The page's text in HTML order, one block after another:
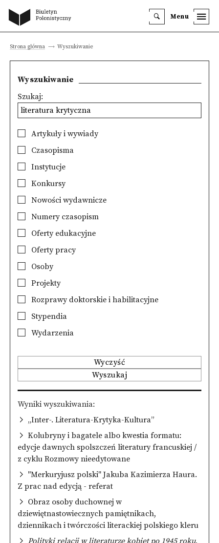
Menu
Strona główna Wyszukiwanie
Wyszukiwanie
Szukaj:
Artykuły i wywiady
Czasopisma
Instytucje
Konkursy
Nowości wydawnicze
Numery czasopism
Oferty edukacyjne
Oferty pracy
Osoby
Projekty
Rozprawy doktorskie i habilitacyjne
Stypendia
Wydarzenia
Wyczyść
Wyszukaj
Wyniki wyszukiwania
„Inter-. Literatura-Krytyka-Kultura”
Kolubryny i bagatele albo kwestia formatu:
edycje dawnych spolszczeń literatury francuskiej /
z cyklu Rozmowy nieedytowane
"Merkuryjusz polski" Jakuba Kazimierza Haura.
Z prac nad edycją - referat
Obraz osoby duchownej w
dziewiętnastowiecznych pamiętnikach,
dziennikach i twórczości literackiej polskiego kleru
Polityki relacji w literaturze kobiet po 1945 roku,